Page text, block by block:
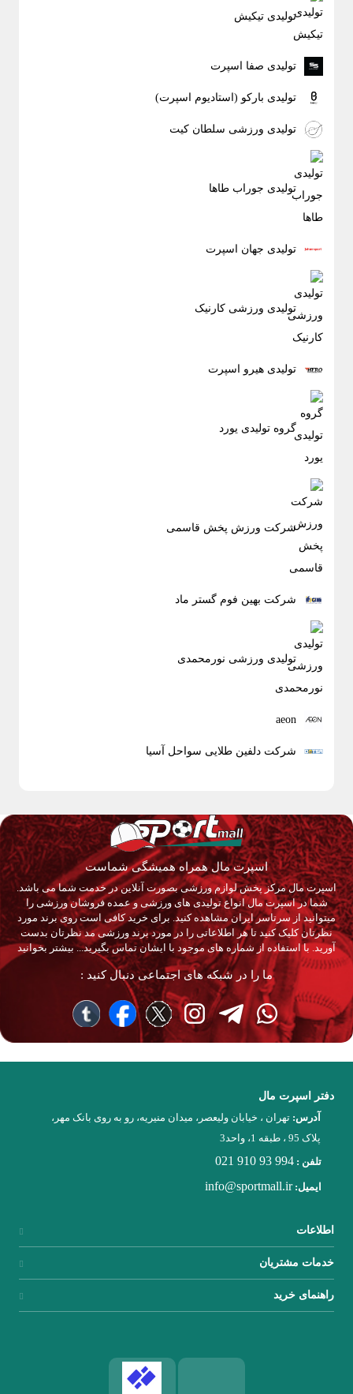
تولیدی تیکیش
تولیدی صفا اسپرت
تولیدی بارکو (استادیوم اسپرت)
تولیدی ورزشی سلطان کیت
تولیدی جوراب طاها
تولیدی جهان اسپرت
تولیدی ورزشی کارنیک
تولیدی هیرو اسپرت
گروه تولیدی یورد
شرکت ورزش پخش قاسمی
شرکت بهین فوم گستر ماد
تولیدی ورزشی نورمحمدی
شرکت دلفین طلایی سواحل آسیا
اسپرت مال همراه همیشگی شماست
اسپرت مال مرکز پخش لوازم ورزشی بصورت آنلاین در خدمت شما می باشد.
شما در اسپرت مال انواع تولیدی های ورزشی و عمده فروشان ورزشی را
میتوانید از سرتاسر ایران مشاهده کنید. برای خرید کافی است روی برند مورد
نظرتان کلیک کنید تا هر اطلاعاتی را در مورد برند ورزشی مد نظرتان بدست
آورید. با استفاده از شماره های موجود با ایشان تماس بگیرید...بیشتر بخوانید
ما را در شبکه های اجتماعی دنبال کنید :
دفتر اسپرت مال
آدرس: تهران ، خیابان ولیعصر، میدان منیریه، رو به روی بانک مهر،
پلاک 95 ، طبقه 1، واحد3
تلفن : 021 910 93 994
ایمیل:info@sportmall.ir
اطلاعات
خدمات مشتریان
راهنمای خرید